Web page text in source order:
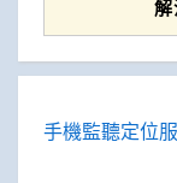
解
手機監聽定位